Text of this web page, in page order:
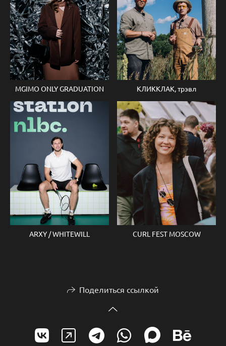
MGIMO ONLY GRADUATION КЛИККЛАК, трэвл
ARXY / WHITEWILL CURL FEST MOSCOW
Поделиться ссылкой